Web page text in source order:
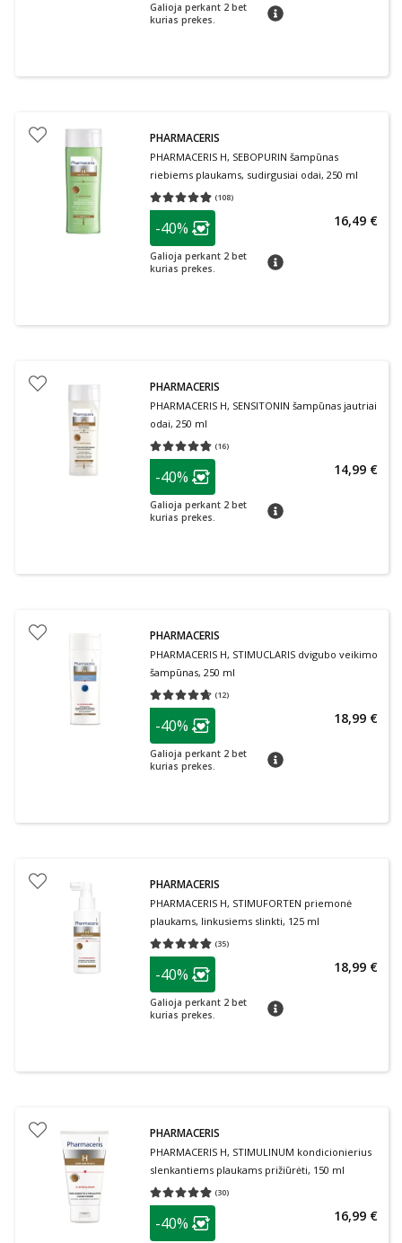
Galioja perkant 2 bet
kurias prekes.
patarimas
PHARMACERIS
PHARMACERIS H, SEBOPURIN šampūnas
riebiems plaukams, sudirgusiai odai, 250 ml
(108)
Vidutinis įvertinimas 4.84
patarimas
Lojalumo klubo narių nuolaida
-40%
Galioja perkant 2 bet
kurias prekes.
patarimas
16,49 €
PHARMACERIS
PHARMACERIS H, SENSITONIN šampūnas jautriai
odai, 250 ml
(16)
Vidutinis įvertinimas 4.75
patarimas
Lojalumo klubo narių nuolaida
-40%
Galioja perkant 2 bet
kurias prekes.
patarimas
14,99 €
PHARMACERIS
PHARMACERIS H, STIMUCLARIS dvigubo veikimo
šampūnas, 250 ml
(12)
Vidutinis įvertinimas 4.67
patarimas
Lojalumo klubo narių nuolaida
-40%
Galioja perkant 2 bet
kurias prekes.
patarimas
18,99 €
PHARMACERIS
PHARMACERIS H, STIMUFORTEN priemonė
plaukams, linkusiems slinkti, 125 ml
(35)
Vidutinis įvertinimas 4.77
patarimas
Lojalumo klubo narių nuolaida
-40%
Galioja perkant 2 bet
kurias prekes.
patarimas
18,99 €
PHARMACERIS
PHARMACERIS H, STIMULINUM kondicionierius
slenkantiems plaukams prižiūrėti, 150 ml
(30)
Vidutinis įvertinimas 4.87
patarimas
Lojalumo klubo narių nuolaida
-40% 16,99 €